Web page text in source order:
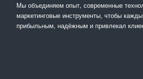
Мы объединяем опыт, современные
маркетинговые инструменты, чтобы
прибыльным, надёжным и привлекал